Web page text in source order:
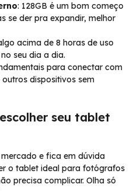
: 128GB é um bom começo
se der pra expandir, melhor
acima de 8 horas de uso
seu dia a dia.
para conectar com
dispositivos sem
seu tablet
e fica em dúvida
o tablet ideal para fotógrafos
precisa complicar. Olha só